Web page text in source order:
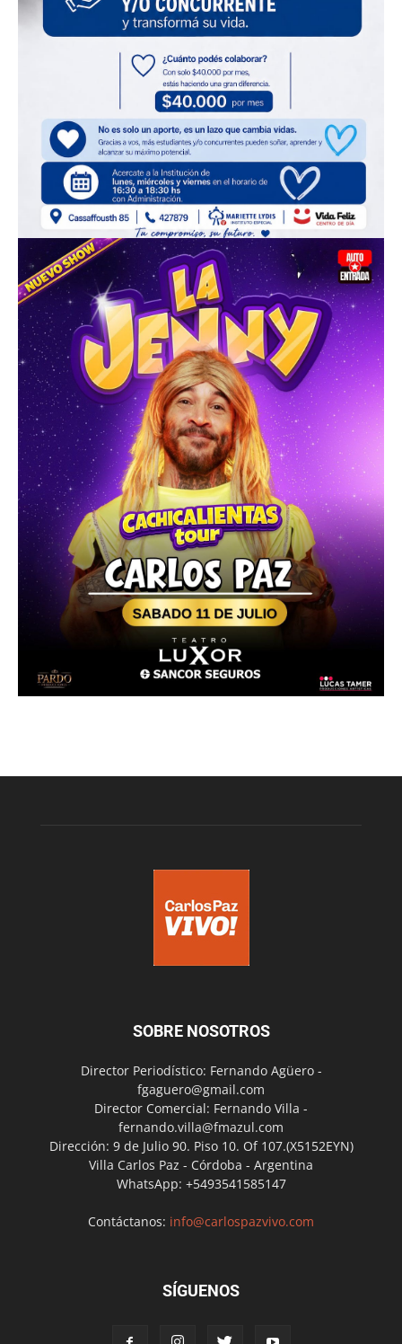
SOBRE NOSOTROS
Director Periodístico: Fernando Agüero -
fgaguero@gmail.com
Director Comercial: Fernando Villa -
fernando.villa@fmazul.com
Dirección: 9 de Julio 90. Piso 10. Of 107.(X5152EYN)
Villa Carlos Paz - Córdoba - Argentina
WhatsApp: +5493541585147
Contáctanos: info@carlospazvivo.com
SÍGUENOS